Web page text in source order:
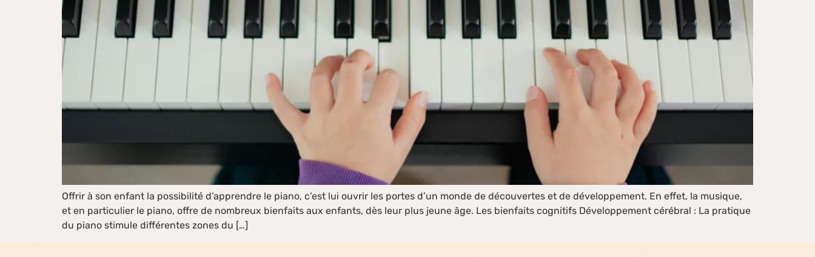
Offrir à son enfant la possibilité d’apprendre le piano, c’est lui ouvrir les portes d’un monde de découvertes et de développement. En effet, la musique,
et en particulier le piano, offre de nombreux bienfaits aux enfants, dès leur plus jeune âge. Les bienfaits cognitifs Développement cérébral : La pratique
du piano stimule différentes zones du […]